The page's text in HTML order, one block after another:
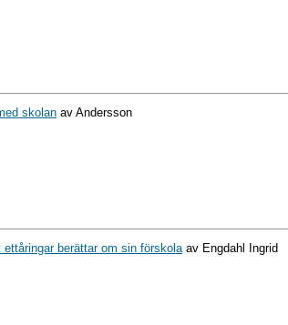
skolan av Andersson
berättar om sin förskola av Engdahl Ingrid